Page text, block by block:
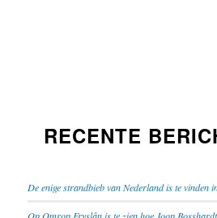
RECENTE
De enige strandbieb van Nederland is te vinden